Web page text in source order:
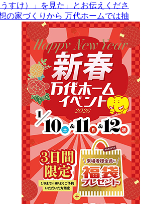
すけ）」を見た」とお伝えくださ
の家づくりから 万代ホームでは抽